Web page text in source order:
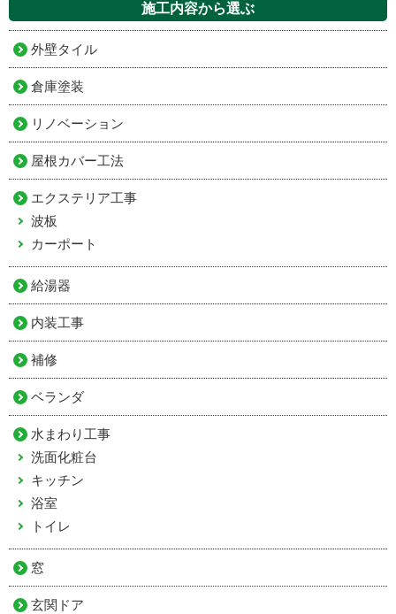
施工内容から選ぶ
外壁タイル
倉庫塗装
リノベーション
屋根カバー工法
エクステリア工事
波板
カーポート
給湯器
内装工事
補修
ベランダ
水まわり工事
洗面化粧台
キッチン
浴室
トイレ
窓
玄関ドア